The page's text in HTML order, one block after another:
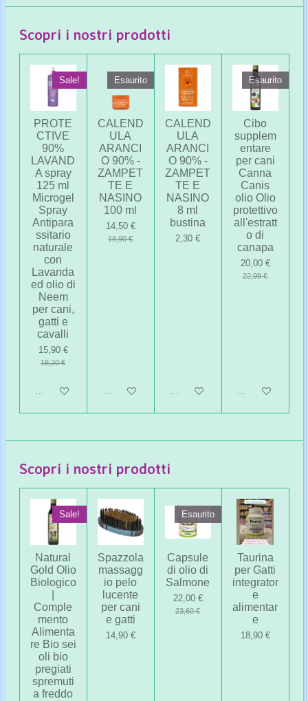
Scopri i nostri prodotti
Sale!
PROTE
CTIVE
90%
LAVAND
A spray
125 ml
Microgel
Spray
Antipara
ssitario
naturale
con
Lavanda
ed olio di
Neem
per cani,
gatti e
cavalli
15,90 €
18,20 €
Aggiungi al carrello
Esaurito
CALEND
ULA
ARANCI
O 90% -
ZAMPET
TE E
NASINO
100 ml
14,50 €
18,90 €
Avvisami quando disponibile
CALEND
ULA
ARANCI
O 90% -
ZAMPET
TE E
NASINO
8 ml
bustina
2,30 €
Aggiungi al carrello
Esaurito
Cibo
supplem
entare
per cani
Canna
Canis
olio Olio
protettivo
all'estratt
o di
canapa
20,00 €
22,99 €
Avvisami
Scopri i nostri prodotti
Sale!
Natural
Gold Olio
Biologico
Comple
mento
Alimenta
re Bio sei
oli bio
pregiati
spremuti
a freddo
Spazzola
massagg
io pelo
lucente
per cani
e gatti
14,90 €
Esaurito
Capsule
di olio di
Salmone
22,00 €
23,60 €
Taurina
per Gatti
integrator
e
alimentar
e
18,90 €